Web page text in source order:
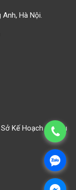
Hà Nội.
Kế Hoạch và Đầu